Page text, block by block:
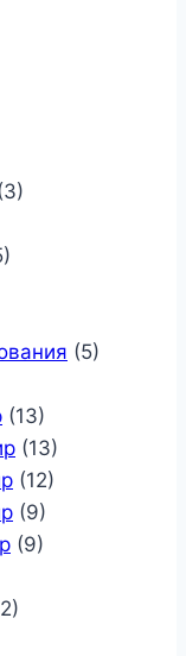
(5)
(13)
(13)
(12)
(9)
(9)